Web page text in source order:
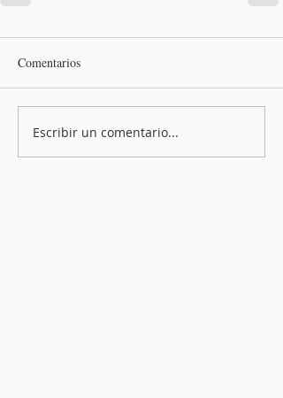
Comentarios
Escribir un comentario...